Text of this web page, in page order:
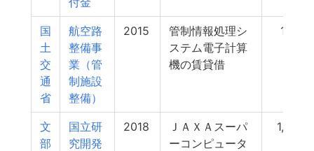
国
土
交
通
省
航空路
整備事
業（管
制施設
整備）
2015
管制情報処理シ
ステム電子計算
機の賃貸借
1,511
文
部
国立研
究開発
2018
ＪＡＸＡスーパ
ーコンピュータ
1,473